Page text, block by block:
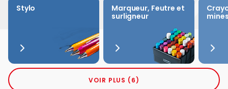
Stylo
Marqueur, Feutre et
surligneur
VOIR PLUS (6)